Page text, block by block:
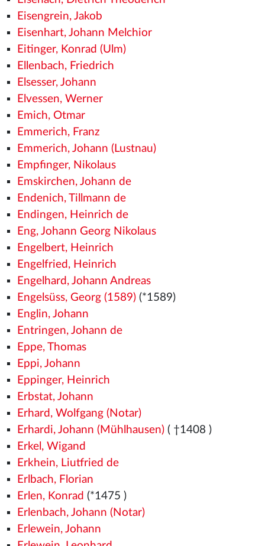
Eisengrein, Jakob
Eisenhart, Johann Melchior
Eitinger, Konrad (Ulm)
Ellenbach, Friedrich
Elsesser, Johann
Elvessen, Werner
Emich, Otmar
Emmerich, Franz
Emmerich, Johann (Lustnau)
Empfinger, Nikolaus
Emskirchen, Johann de
Endenich, Tillmann de
Endingen, Heinrich de
Eng, Johann Georg Nikolaus
Engelbert, Heinrich
Engelfried, Heinrich
Engelhard, Johann Andreas
Engelsüss, Georg (1589)(*1589)
Englin, Johann
Entringen, Johann de
Eppe, Thomas
Eppi, Johann
Eppinger, Heinrich
Erbstat, Johann
Erhard, Wolfgang (Notar)
Erhardi, Johann (Mühlhausen)( †1408 )
Erkel, Wigand
Erkhein, Liutfried de
Erlbach, Florian
Erlen, Konrad (*1475 )
Erlenbach, Johann (Notar)
Erlewein, Johann